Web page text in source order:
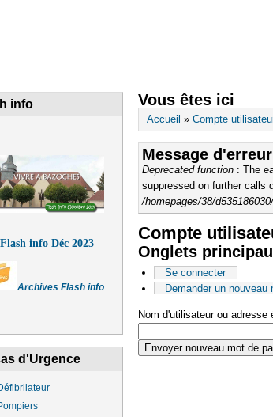
info
Flash info Déc 2023
Archives Flash info
d'Urgence
Vous êtes ici
Accueil » Compte
Message d'erreur
Deprecated function: The
suppressed on further calls
/homepages/38/
Compte
Onglets
Se connecter
Demander un nouveau
Nom d'utilisateur ou adresse